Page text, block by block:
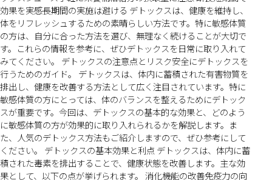
効果を実感長期間の実施は避ける デトックスは、健康を維持し、
体をリフレッシュするための素晴らしい方法です。特に敏感体質
の方は、自分に合った方法を選び、無理なく続けることが大切で
す。これらの情報を参考に、ぜひデトックスを日常に取り入れて
みてください。 デトックスの注意点とリスク安全にデトックスを
行うためのガイド。 デトックスは、体内に蓄積された有害物質を
排出し、健康を改善する方法として広く注目されています。特に
敏感体質の方にとっては、体のバランスを整えるためにデトック
スが重要です。今回は、デトックスの基本的な効果と、どのよう
に敏感体質の方が効果的に取り入れられるかを解説します。ま
た、人気のデトックス方法もご紹介しますので、ぜひ参考にして
ください。 デトックスの基本効果と利点 デトックスは、体内に蓄
積された毒素を排出することで、健康状態を改善します。主な効
果として、以下の点が挙げられます。 消化機能の改善免疫力の向